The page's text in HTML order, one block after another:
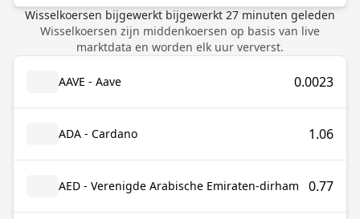
Wisselkoersen bijgewerkt bijgewerkt 27 minuten geleden
Wisselkoersen zijn middenkoersen op basis van live
marktdata en worden elk uur ververst.
AAVE - Aave 0.0023
ADA - Cardano 1.06
AED - Verenigde Arabische Emiraten-dirham 0.77